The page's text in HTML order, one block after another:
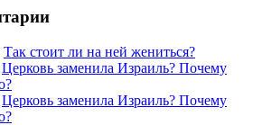
Так стоит ли на ней жениться?
Церковь заменила Израиль? Почему
Церковь заменила Израиль? Почему